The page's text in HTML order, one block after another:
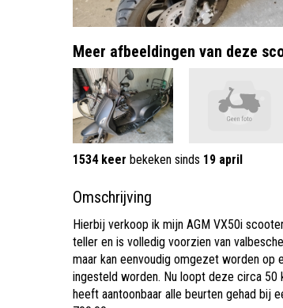
Meer afbeeldingen van deze
1534 keer bekeken sinds 19 april
Omschrijving
Hierbij verkoop ik mijn AGM VX50i
teller en is volledig voorzien van
maar kan eenvoudig omgezet worden op
ingesteld worden. Nu loopt deze circa
heeft aantoonbaar alle beurten gehad bij